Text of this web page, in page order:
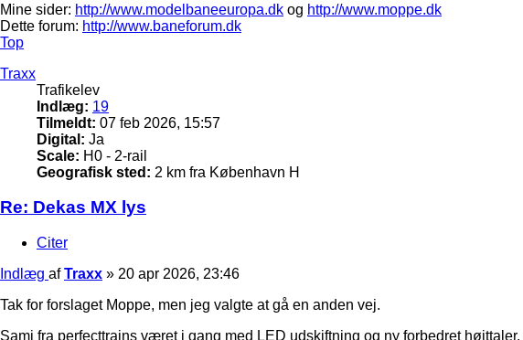
Mine sider: http://www.modelbaneeuropa.dk og http://www.moppe.dk
Dette forum: http://www.baneforum.dk
Top
Traxx
Trafikelev
Indlæg: 19
Tilmeldt: 07 feb 2026, 15:57
Digital: Ja
Scale: H0 - 2-rail
Geografisk sted: 2 km fra København H
Re: Dekas MX lys
Citer
Indlæg afTraxx » 20 apr 2026, 23:46
Tak for forslaget Moppe, men jeg valgte at gå en anden vej.
Sami fra perfecttrains været i gang med LED udskiftning og ny forbedret